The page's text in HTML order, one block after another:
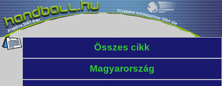
Összes cikk
Magyarország